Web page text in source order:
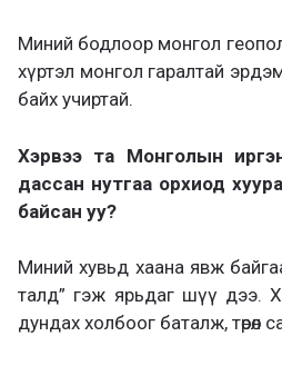
Миний бодлоор монгол
хүртэл монгол гаралтай
байх учиртай.
Хэрвээ та Монголын
дассан нутгаа орхиод
байсан уу?
Миний хувьд хаана явж
талд” гэж ярьдаг шүү дээ.
дундах холбоог баталж, төрөл